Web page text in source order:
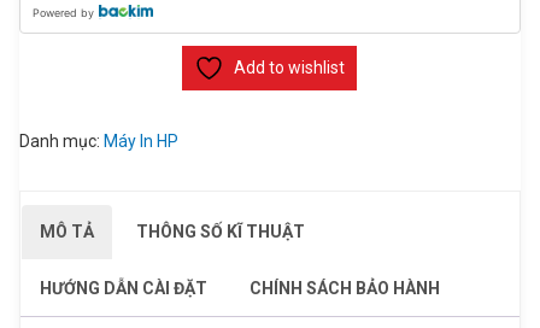
Powered by
Add to wishlist
Danh mục: Máy In HP
MÔ TẢ THÔNG SỐ KĨ THUẬT
HƯỚNG DẪN CÀI ĐẶT CHÍNH SÁCH BẢO HÀNH